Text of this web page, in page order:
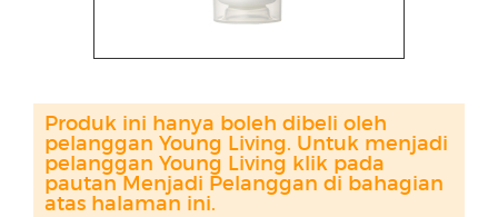
Produk ini hanya boleh dibeli oleh
pelanggan Young Living. Untuk menjadi
pelanggan Young Living klik pada
pautan Menjadi Pelanggan di bahagian
atas halaman ini.